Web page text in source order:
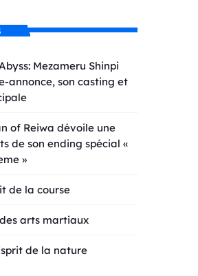
Mezameru Shinpi
annonce, son casting et
of Reiwa dévoile une
de son ending spécial «
»
de la course
arts martiaux
de la nature